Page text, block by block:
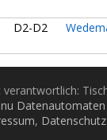
D2-D2
verantwortlich:
nu
, Datenschutz